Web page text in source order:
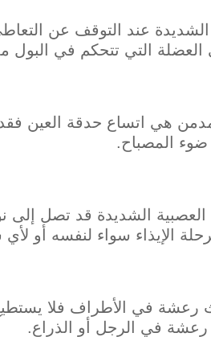
عند التوقف عن
العضلة التي تتحكم في البول
هي اتساع حدقة العين
المصباح.
الشديدة قد تصل
الإيذاء سواء لنفسه أو
رعشة في الأطراف فلا
في الرجل أو الذراع.